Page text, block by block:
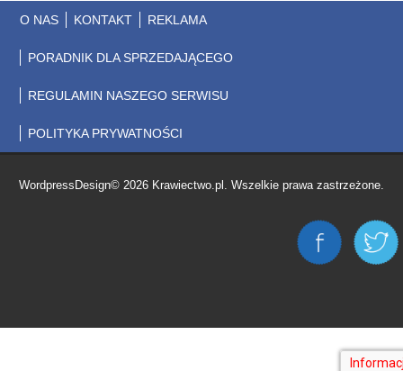
O NAS KONTAKT REKLAMA
PORADNIK DLA SPRZEDAJĄCEGO
REGULAMIN NASZEGO SERWISU
POLITYKA PRYWATNOŚCI
WordpressDesign© 2026 Krawiectwo.pl. Wszelkie prawa zastrzeżone.